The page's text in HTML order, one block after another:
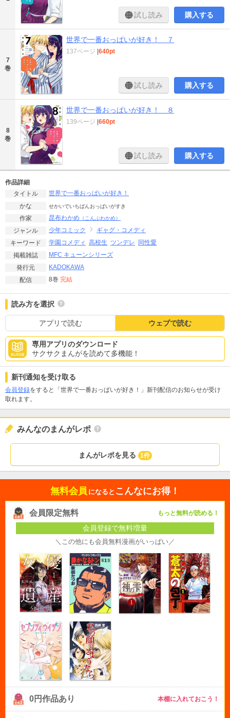
試し読み 購入する
7
巻
世界で一番おっぱいが好き！ ７
137ページ |640pt
試し読み 購入する
8
巻
世界で一番おっぱいが好き！ ８
139ページ |660pt
試し読み 購入する
作品詳細
タイトル
世界で一番おっぱいが好き！
かな
せかいでいちばんおっぱいがすき
作家 昆布わかめ （こんぶわかめ）
ジャンル 少年コミック
ギャグ・コメディ
キーワード
学園コメディ 高校生 ツンデレ
同性愛
掲載雑誌
MFC キューンシリーズ
発行元
KADOKAWA
配信
8巻 完結
読み方を選択
アプリで読む ウェブで読む
専用アプリのダウンロード
サクサクまんがを読めて多機能！
新刊通知を受け取る
会員登録をすると「世界で一番おっぱいが好き！」新刊配信のお知らせが受け
取れます。
みんなのまんがレポ
まんがレポを見る 1件
無料会員 になると こんなにお得！
会員限定無料 もっと無料が読める！
会員登録で無料増量
＼この他にも会員無料漫画がいっぱい／
0円作品あり 本棚に入れておこう！